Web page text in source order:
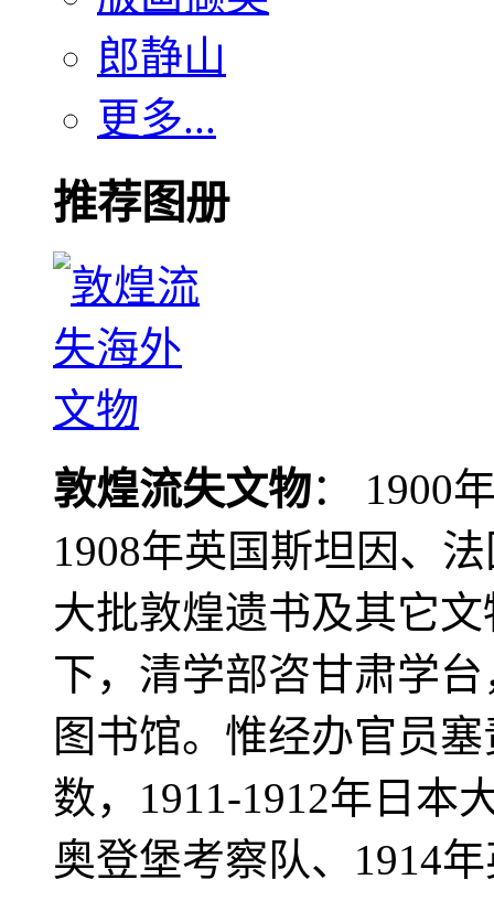
郎静山
更多...
推荐图册
敦煌流失文物： 1900
1908年英国斯坦因、
大批敦煌遗书及其它
下，清学部咨甘肃学
图书馆。惟经办官员
数，1911-1912年日本
奥登堡考察队、1914